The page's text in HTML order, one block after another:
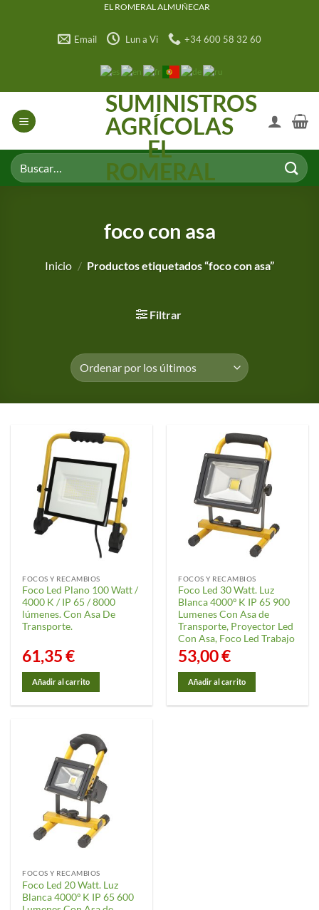
EL ROMERAL ALMUÑECAR
Email Lun a Vi +34 600 58 32 60
SUMINISTROS
AGRÍCOLAS
EL
ROMERAL
Buscar
por:
foco con asa
Inicio / Productos etiquetados “foco con asa”
Filtrar
FOCOS Y RECAMBIOS
Foco Led Plano 100 Watt /
4000 K / IP 65 / 8000
lúmenes. Con Asa De
Transporte.
61,35€
Añadir al carrito
FOCOS Y RECAMBIOS
Foco Led 30 Watt. Luz
Blanca 4000º K IP 65 900
Lumenes Con Asa de
Transporte, Proyector Led
Con Asa, Foco Led Trabajo
53,00€
Añadir al carrito
FOCOS Y RECAMBIOS
Foco Led 20 Watt. Luz
Blanca 4000º K IP 65 600